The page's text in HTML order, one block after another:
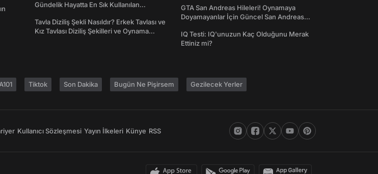
Gündelik Hayatta En Sık Kullanılan
Tavla Diziliş Şekli Nasıldır? Erkek Tavlası ve
Kız Tavlası Diziliş Şekilleri ve Oynama
GTA San Andreas Hileleri! Oynamaya
Doyamayanlar İçin Güncel San Andreas
IQ Testi: IQ'unuzun Kaç Olduğunu Merak
Ettiniz mi?
A101 Tiktok Son Dakika Bugün Ne Pişirsem Gezilecek Yerler
Kullanıcı Sözleşmesi Yayın İlkeleri Künye RSS